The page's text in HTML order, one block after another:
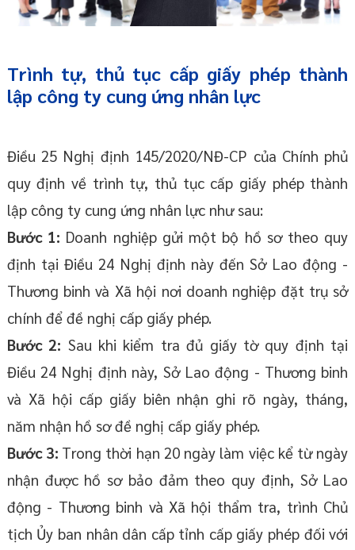
Trình tự, thủ tục cấp giấy phép thành
lập công ty cung ứng nhân lực
Điều 25 Nghị định 145/2020/NĐ-CP của Chính phủ
quy định về trình tự, thủ tục cấp giấy phép thành
lập công ty cung ứng nhân lực như sau:
Bước 1: Doanh nghiệp gửi một bộ hồ sơ theo quy
định tại Điều 24 Nghị định này đến Sở Lao động -
Thương binh và Xã hội nơi doanh nghiệp đặt trụ sở
chính để đề nghị cấp giấy phép.
Bước 2: Sau khi kiểm tra đủ giấy tờ quy định tại
Điều 24 Nghị định này, Sở Lao động - Thương binh
và Xã hội cấp giấy biên nhận ghi rõ ngày, tháng,
năm nhận hồ sơ đề nghị cấp giấy phép.
Bước 3: Trong thời hạn 20 ngày làm việc kể từ ngày
nhận được hồ sơ bảo đảm theo quy định, Sở Lao
động - Thương binh và Xã hội thẩm tra, trình Chủ
tịch Ủy ban nhân dân cấp tỉnh cấp giấy phép đối với